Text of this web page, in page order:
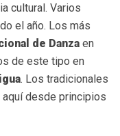
cultural. Varios
el año. Los más
de Danza en
de este tipo en
. Los tradicionales
desde principios